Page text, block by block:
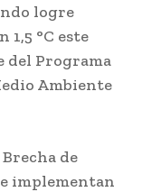
logre
°C este
del Programa
Ambiente
de
implementan